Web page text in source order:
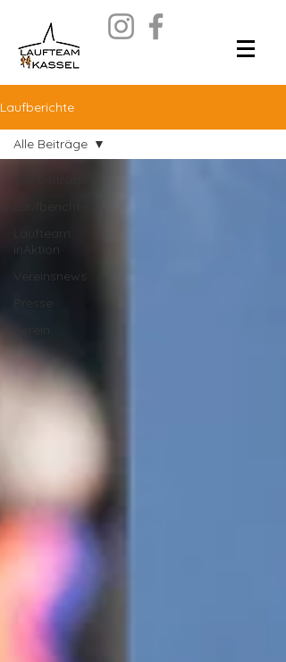
Laufberichte
Laufteam
inAktion
Vereinsnews
Presse
Verein
Alle Beiträge